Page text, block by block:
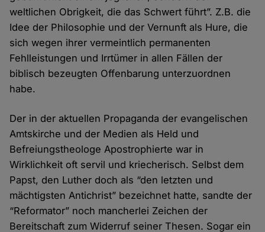
weltlichen Obrigkeit, die das Schwert führt”. Z.B. die
Idee der Philosophie und der Vernunft als Hure, die
sich wegen ihrer vermeintlich permanenten
Fehlleistungen und Irrtümer in allen Fällen der
biblisch bezeugten Offenbarung unterzuordnen
habe.
Der in der aktuellen Propaganda der evangelischen
Amtskirche und der Medien als Held und
Befreiungstheologe Apostrophierte war in
Wirklichkeit oft servil und kriecherisch. Selbst dem
Papst, den Luther doch als “den letzten und
mächtigsten Antichrist” bezeichnet hatte, sandte der
“Reformator” noch mancherlei Zeichen der
Bereitschaft zum Widerruf seiner Thesen. Sogar ein